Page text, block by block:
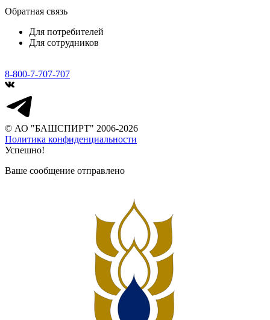
Обратная связь
Для потребителей
Для сотрудников
8-800-7-707-707
© АО "БАШСПИРТ" 2006-2026
Политика конфиденциальности
Успешно!
Ваше сообщение отправлено